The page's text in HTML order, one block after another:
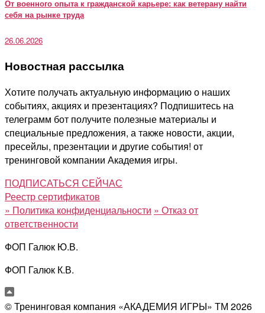
От военного опыта к гражданской карьере: как ветерану найти
себя на рынке труда
26.06.2026
Новостная рассылка
Хотите получать актуальную информацию о наших
событиях, акциях и презентациях? Подпишитесь на
телеграмм бот получите полезные материалы и
специальные предложения, а также новости, акции,
пресейлы, презентации и другие события! от
тренинговой компании Академия игры.
ПОДПИСАТЬСЯ СЕЙЧАС
Реестр сертификатов
» Политика конфиденциальности » Отказ от
ответственности
ФОП Галюк Ю.В.
ФОП Галюк К.В.
© Тренинговая компания «АКАДЕМИЯ ИГРЫ» ТМ 2026